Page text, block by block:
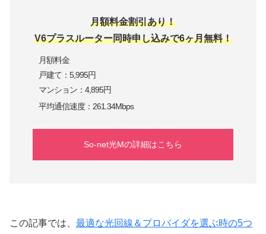
月額料金割引あり！
V6プラスルーター同時申し込みで6ヶ月無料！
月額料金
戸建て：5,995円
マンション：4,895円
平均通信速度：261.34Mbps
So-net光Mの詳細はこちら
この記事では、 最適な光回線＆プロバイダを選ぶ時の5つ